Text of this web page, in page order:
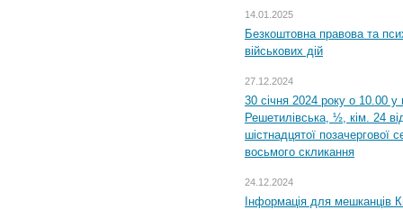
14.01.2025
Безкоштовна правова та
військових дій
27.12.2024
30 січня 2024 року о 10.00 у
Решетилівська, ½, кім. 24
шістнадцятої позачергової
восьмого скликання
24.12.2024
Інформація для мешканців